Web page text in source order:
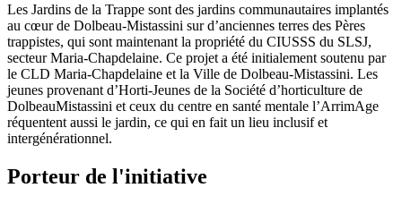
Les Jardins de la Trappe sont des jardins communautaires implantés
au cœur de Dolbeau-Mistassini sur d’anciennes terres des Pères
trappistes, qui sont maintenant la propriété du CIUSSS du SLSJ,
secteur Maria-Chapdelaine. Ce projet a été initialement soutenu par
le CLD Maria-Chapdelaine et la Ville de Dolbeau-Mistassini. Les
jeunes provenant d’Horti-Jeunes de la Société d’horticulture de
DolbeauMistassini et ceux du centre en santé mentale l’ArrimAge
réquentent aussi le jardin, ce qui en fait un lieu inclusif et
intergénérationnel.
Porteur de l'initiative